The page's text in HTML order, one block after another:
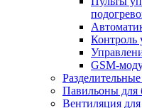
Контроль
GSM-
Павильоны для
Вентиляция для